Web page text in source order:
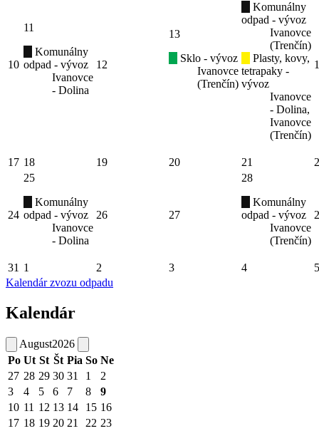
10
11
Komunálny
odpad - vývoz
Ivanovce
- Dolina
12
13
Sklo - vývoz
Ivanovce
(Trenčín)
Komunálny
odpad - vývoz
Ivanovce
(Trenčín)
Plasty, kovy,
tetrapaky -
vývoz
Ivanovce
- Dolina,
Ivanovce
(Trenčín)
17 18 19 20 21
24
25
Komunálny
odpad - vývoz
Ivanovce
- Dolina
26 27
28
Komunálny
odpad - vývoz
Ivanovce
(Trenčín)
31 1 2 3 4
5
Kalendár zvozu odpadu
Kalendár
August2026
Po Ut St Št Pia So Ne
27 28 29 30 31 1
2
3
4 5 6 7 8
9
10 11 12 13 14 15 16
17 18 19 20 21 22 23